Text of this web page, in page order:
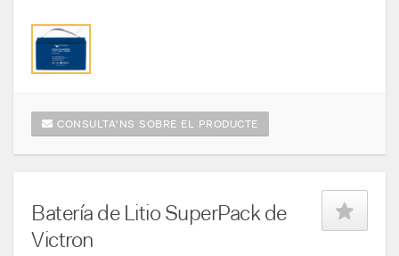
CONSULTA'NS SOBRE EL PRODUCTE
Batería de Litio SuperPack de
Victron